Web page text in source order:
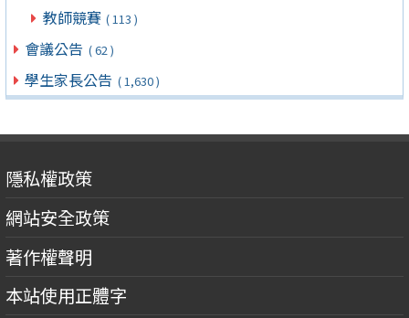
教師競賽 ( 113 )
會議公告 ( 62 )
學生家長公告 ( 1,630 )
隱私權政策
網站安全政策
著作權聲明
本站使用正體字